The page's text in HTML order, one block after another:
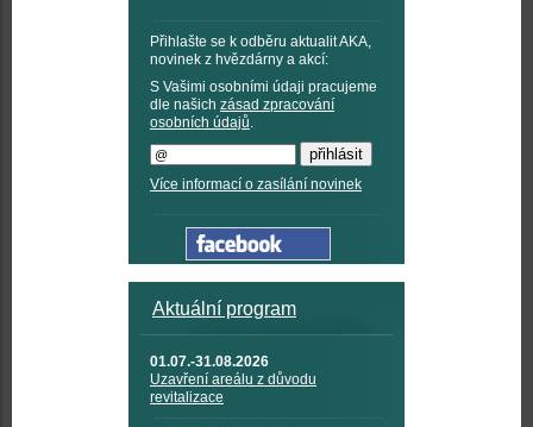
Přihlašte se k odběru aktualit AKA,
novinek z hvězdárny a akcí:
S Vašimi osobními údaji pracujeme
dle našich zásad zpracování
osobních údajů.
Více informací o zasílání novinek
Aktuální program
01.07.-31.08.2026
Uzavření areálu z důvodu
revitalizace